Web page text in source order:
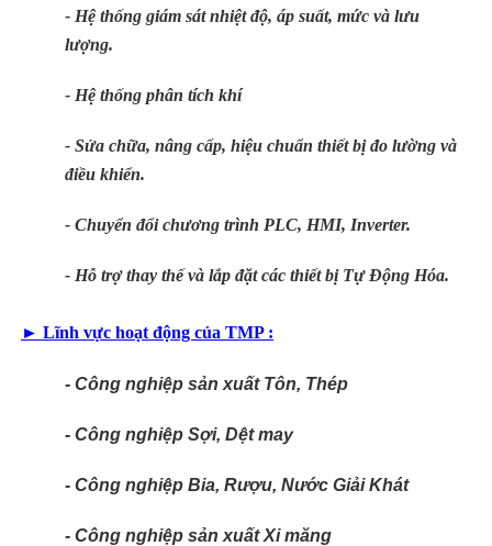
- Hệ thống giám sát nhiệt độ, áp suất, mức và lưu
lượng.
- Hệ thống phân tích khí
- Sửa chữa, nâng cấp, hiệu chuẩn thiết bị đo lường và
điều khiển.
- Chuyển đổi chương trình PLC, HMI, Inverter.
- Hỗ trợ thay thế và lắp đặt các thiết bị Tự Động Hóa.
► Lĩnh vực hoạt động của TMP :
- Công nghiệp sản xuất Tôn, Thép
- Công nghiệp Sợi, Dệt may
- Công nghiệp Bia, Rượu, Nước Giải Khát
- Công nghiệp sản xuất Xi măng